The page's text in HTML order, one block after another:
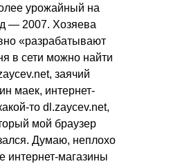
урожайный на
— 2007. Хозяева
«разрабатывают
в сети можно найти
заячий
маек, интернет-
то dl.zaycev.net,
мой браузер
Думаю, неплохо
магазины